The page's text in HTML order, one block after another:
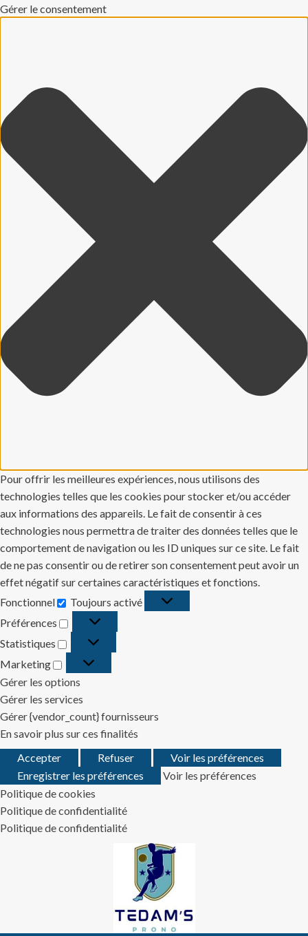
Gérer le consentement
Pour offrir les meilleures expériences, nous utilisons des
technologies telles que les cookies pour stocker et/ou accéder
aux informations des appareils. Le fait de consentir à ces
technologies nous permettra de traiter des données telles que le
comportement de navigation ou les ID uniques sur ce site. Le fait
de ne pas consentir ou de retirer son consentement peut avoir un
effet négatif sur certaines caractéristiques et fonctions.
Fonctionnel
Fonctionnel
Toujours activé
Préférences
Préférences
Statistiques
Statistiques
Marketing
Marketing
Gérer les options
Gérer les services
Gérer {vendor_count} fournisseurs
En savoir plus sur ces finalités
Accepter
Refuser
Voir les préférences
Enregistrer les préférences
Voir les préférences
Politique de cookies
Politique de confidentialité
Politique de confidentialité